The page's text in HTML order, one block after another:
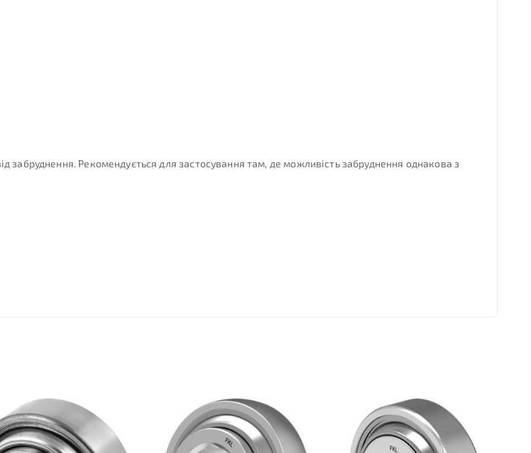
забруднення. Рекомендується для застосування там, де можливість забруднення однакова з